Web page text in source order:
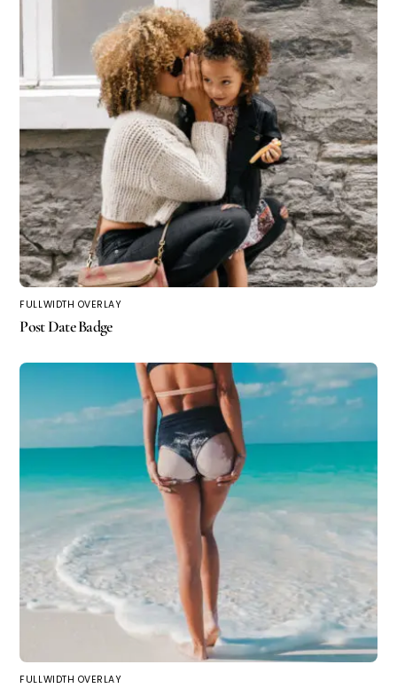
FULLWIDTH OVERLAY
Post Date Badge
FULLWIDTH OVERLAY